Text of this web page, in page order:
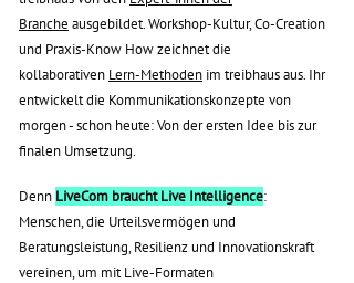
Branche ausgebildet. Workshop-Kultur, Co-Creation
und Praxis-Know How zeichnet die
kollaborativen Lern-Methoden im treibhaus aus. Ihr
entwickelt die Kommunikationskonzepte von
morgen - schon heute: Von der ersten Idee bis zur
finalen Umsetzung.
Denn LiveCom braucht Live Intelligence:
Menschen, die Urteilsvermögen und
Beratungsleistung, Resilienz und Innovationskraft
vereinen, um mit Live-Formaten